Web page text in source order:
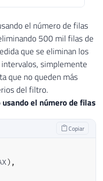
el número de filas
500 mil filas de
que se eliminan los
simplemente
que no queden más
del filtro.
usando el número de filas
Copiar
) ,